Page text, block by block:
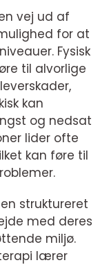
vej ud af
for at
Fysisk
til alvorlige
kan
og nedsat
lider ofte
kan føre til
struktureret
med deres
miljø.
lærer